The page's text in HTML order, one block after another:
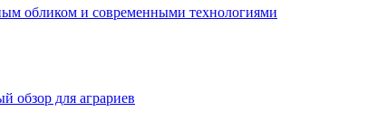
обликом и современными технологиями
обзор для аграриев